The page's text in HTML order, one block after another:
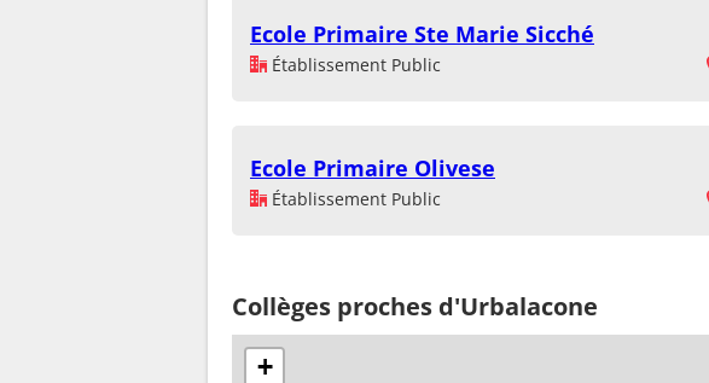
Ecole Primaire Ste Marie Sicché
Établissement Public
Ecole Primaire Olivese
Établissement Public
Collèges proches d'Urbalacone
+